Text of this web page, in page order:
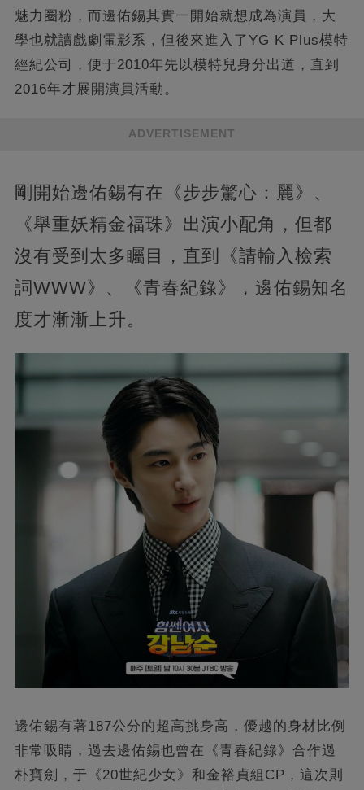
魅力圈粉，而邊佑錫其實一開始就想成為演員，大
學也就讀戲劇電影系，但後來進入了YG K Plus模特
經紀公司，便于2010年先以模特兒身分出道，直到
2016年才展開演員活動。
ADVERTISEMENT
剛開始邊佑錫有在《步步驚心：麗》、
《舉重妖精金福珠》出演小配角，但都
沒有受到太多矚目，直到《請輸入檢索
詞WWW》、《青春紀錄》，邊佑錫知名
度才漸漸上升。
邊佑錫有著187公分的超高挑身高，優越的身材比例
非常吸睛，過去邊佑錫也曾在《青春紀錄》合作過
朴寶劍，于《20世紀少女》和金裕貞組CP，這次則